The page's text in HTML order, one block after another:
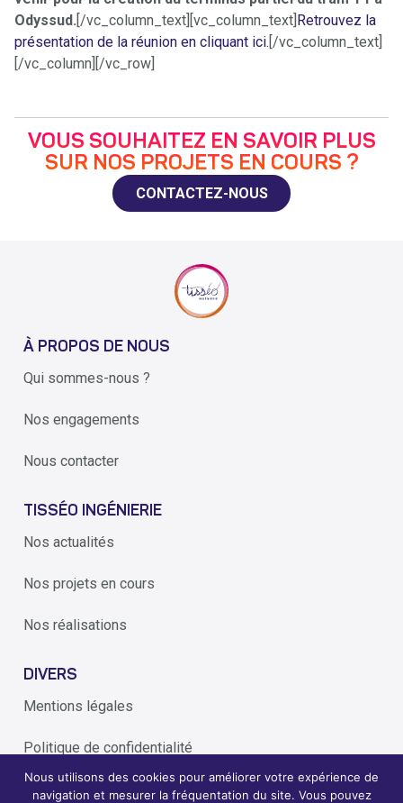
Odyssud.[/vc_column_text][vc_column_text] Retrouvez la
présentation de la réunion en cliquant ici.[/vc_column_text]
[/vc_column][/vc_row]
VOUS SOUHAITEZ EN SAVOIR PLUS
SUR NOS PROJETS EN COURS ?
CONTACTEZ-NOUS
À PROPOS DE NOUS
Qui sommes-nous ?
Nos engagements
Nous contacter
TISSÉO INGÉNIERIE
Nos actualités
Nos projets en cours
Nos réalisations
DIVERS
Mentions légales
Politique de confidentialité
Alerte éthique
Nous utilisons des cookies pour améliorer votre expérience de
navigation et mesurer la fréquentation du site. Vous pouvez